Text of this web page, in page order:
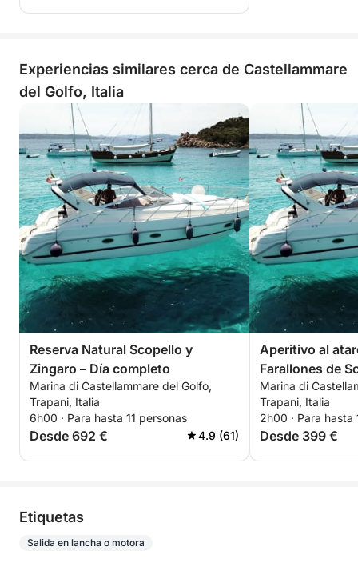
Experiencias similares cerca de Castellammare
del Golfo, Italia
Reserva Natural Scopello y
Zingaro – Día completo
Marina di Castellammare del Golfo,
Trapani, Italia
6h00 · Para hasta 11 personas
Desde 692 € 4.9 (61)
Aperitivo al
Farallones de
personas)
Marina di
Trapani, Italia
2h00 · Para hasta
Desde 399 €
Etiquetas
Salida en lancha o motora